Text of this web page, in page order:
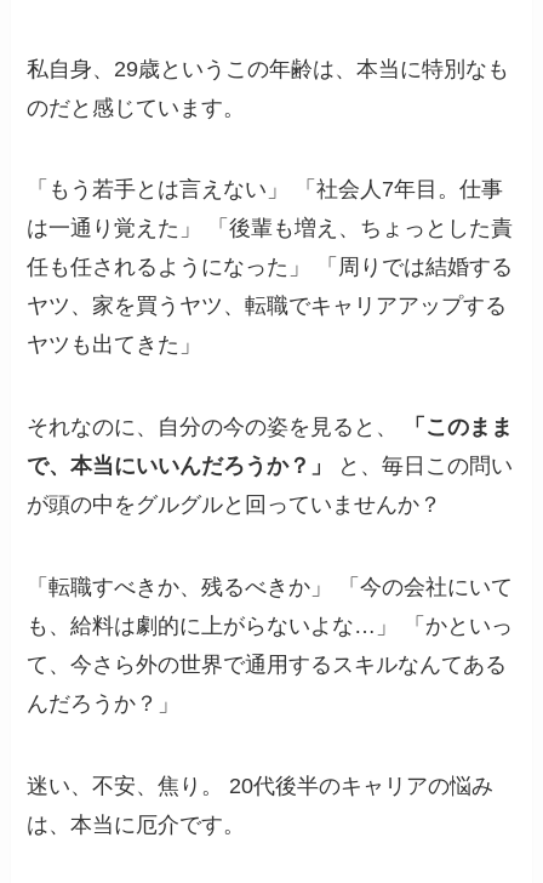
私自身、29歳というこの年齢は、本当に特別なも
のだと感じています。
「もう若手とは言えない」 「社会人7年目。仕事
は一通り覚えた」 「後輩も増え、ちょっとした責
任も任されるようになった」 「周りでは結婚する
ヤツ、家を買うヤツ、転職でキャリアアップする
ヤツも出てきた」
それなのに、自分の今の姿を見ると、
「このまま
で、本当にいいんだろうか？」
と、毎日この問い
が頭の中をグルグルと回っていませんか？
「転職すべきか、残るべきか」 「今の会社にいて
も、給料は劇的に上がらないよな…」 「かといっ
て、今さら外の世界で通用するスキルなんてある
んだろうか？」
迷い、不安、焦り。 20代後半のキャリアの悩み
は、本当に厄介です。